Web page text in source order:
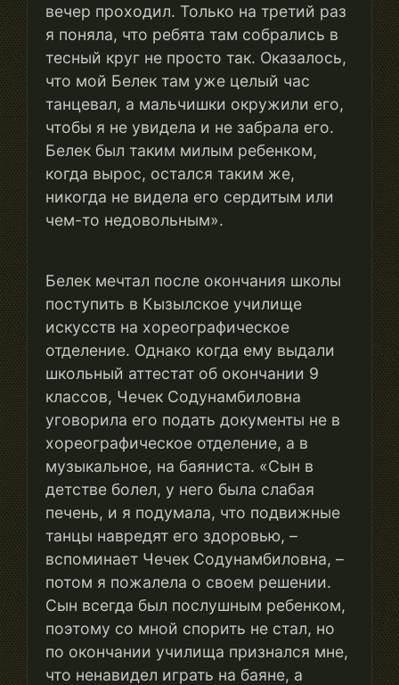
вечер проходил. Только на третий раз
я поняла, что ребята там собрались в
тесный круг не просто так. Оказалось,
что мой Белек там уже целый час
танцевал, а мальчишки окружили его,
чтобы я не увидела и не забрала его.
Белек был таким милым ребенком,
когда вырос, остался таким же,
никогда не видела его сердитым или
чем-то недовольным».
Белек мечтал после окончания школы
поступить в Кызылское училище
искусств на хореографическое
отделение. Однако когда ему выдали
школьный аттестат об окончании 9
классов, Чечек Содунамбиловна
уговорила его подать документы не в
хореографическое отделение, а в
музыкальное, на баяниста. «Сын в
детстве болел, у него была слабая
печень, и я подумала, что подвижные
танцы навредят его здоровью, –
вспоминает Чечек Содунамбиловна, –
потом я пожалела о своем решении.
Сын всегда был послушным ребенком,
поэтому со мной спорить не стал, но
по окончании училища признался мне,
что ненавидел играть на баяне, а